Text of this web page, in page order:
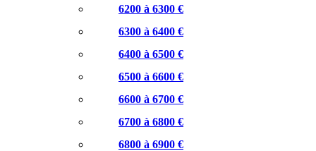
6200 à 6300 €
6300 à 6400 €
6400 à 6500 €
6500 à 6600 €
6600 à 6700 €
6700 à 6800 €
6800 à 6900 €